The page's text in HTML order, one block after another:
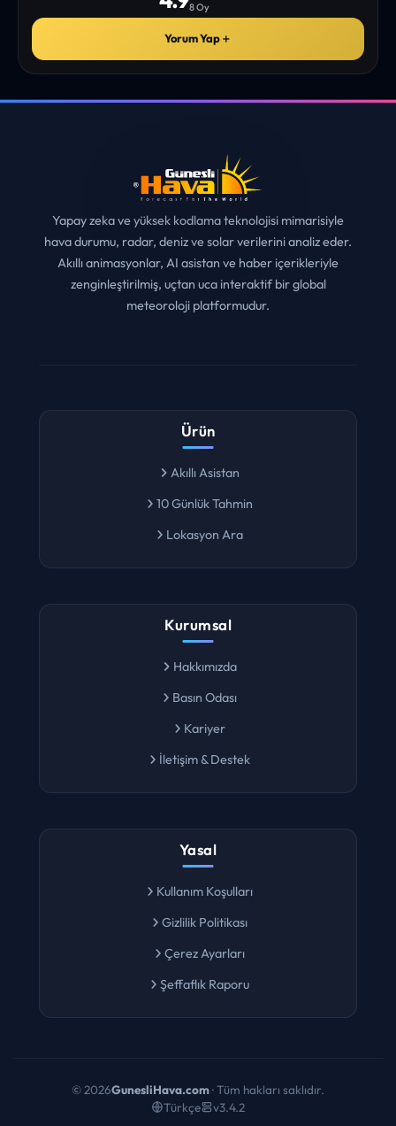
4.9★★★★★
Yapay zeka ve yüksek kodlama teknolojisi mimarisiyle
hava durumu, radar, deniz ve solar verilerini analiz eder.
Akıllı animasyonlar, AI asistan ve haber içerikleriyle
zenginleştirilmiş, uçtan uca interaktif bir global
Ürün
Kurumsal
Yasal
GunesliHava.com· Tüm hakları saklıdır.